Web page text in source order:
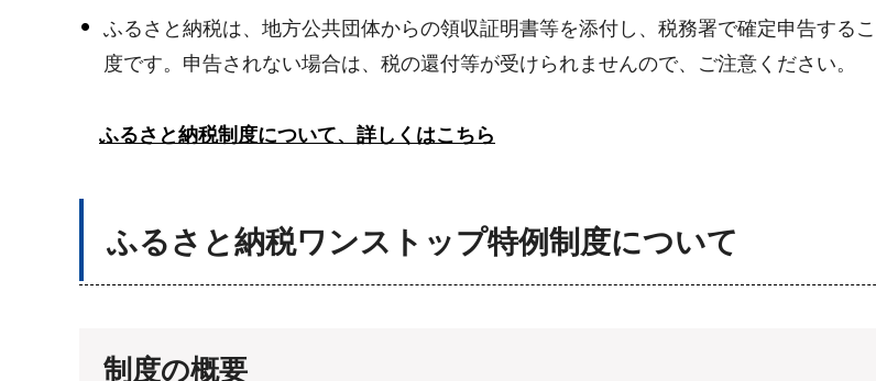
ふるさと納税は、地方公共団体からの領収証明書等を添付し、税務署で確定申告する
度です。申告されない場合は、税の還付等が受けられませんので、ご注意ください。
ふるさと納税制度について、詳しくはこちら
ふるさと納税ワンストップ特例制度について
制度の概要